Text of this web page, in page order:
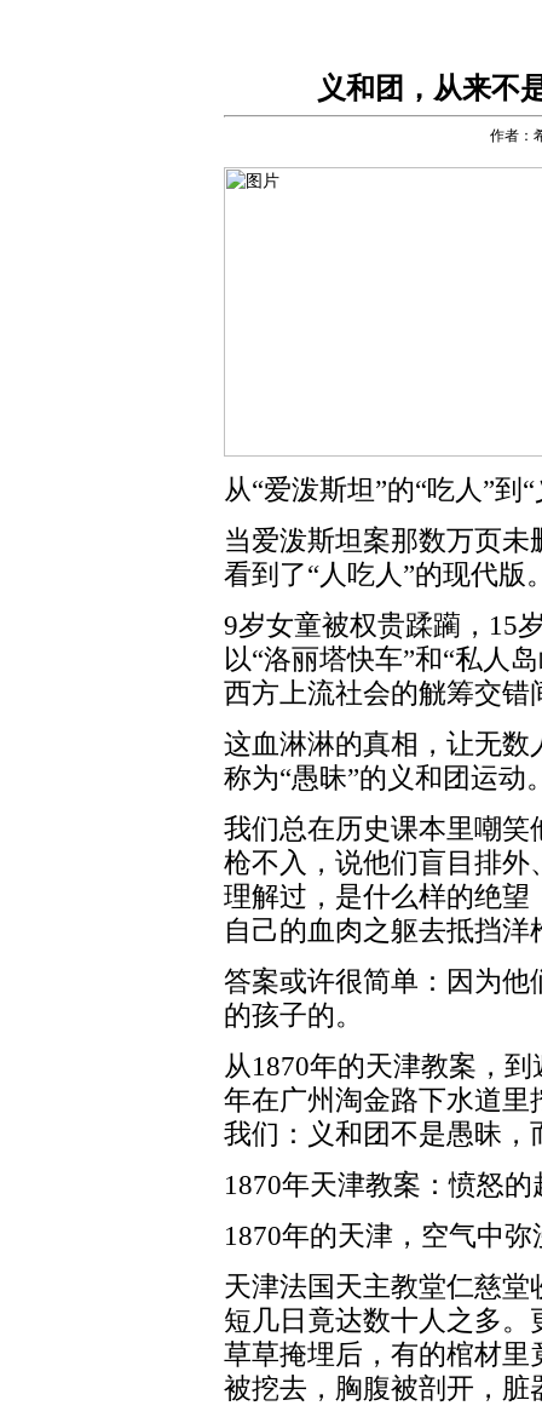
义和团，从来不
作者：
从“爱泼斯坦”的“吃人”到
当爱泼斯坦案那数万页
看到了“人吃人”的现代版
9岁女童被权贵蹂躏，15
以“洛丽塔快车”和“私人
西方上流社会的觥筹交
这血淋淋的真相，让无数
称为“愚昧”的义和团运动
我们总在历史课本里嘲笑
枪不入，说他们盲目排
理解过，是什么样的绝
自己的血肉之躯去抵挡洋
答案或许很简单：因为他
的孩子的。
从1870年的天津教案，
年在广州淘金路下水道
我们：义和团不是愚昧，
1870年天津教案：愤怒
1870年的天津，空气中
天津法国天主教堂仁慈
短几日竟达数十人之多
草草掩埋后，有的棺材
被挖去，胸腹被剖开，脏